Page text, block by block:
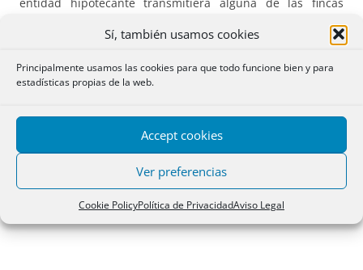
Sí, también usamos cookies
Principalmente usamos las cookies para que todo funcione bien y para
estadísticas propias de la web.
Accept cookies
Ver preferencias
Cookie PolicyPolítica de PrivacidadAviso Legal
entidad hipotecante transmitiera alguna de las fincas
hipotecadas, salvo si lo hace a título de renta y conviniendo
en la escritura que el comprador asuma las obligaciones
garantizadas con la hipoteca, y cumpliéndose además las
condiciones que la disposición XI (antes reseñada)
RCGC